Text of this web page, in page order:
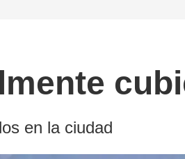
en la ciudad